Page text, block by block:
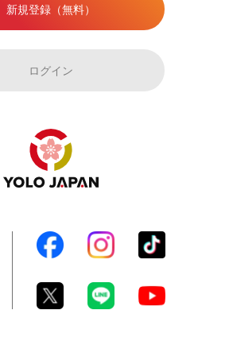
新規登録（無料）
ログイン